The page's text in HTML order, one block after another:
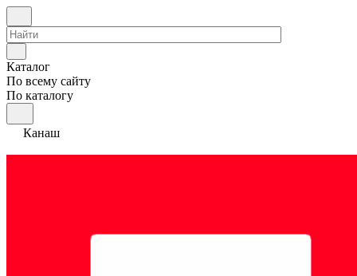
Каталог
По всему сайту
По каталогу
Канаш